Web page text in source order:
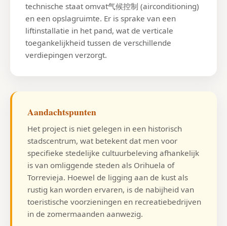
technische staat omvat气候控制 (airconditioning)
en een opslagruimte. Er is sprake van een
liftinstallatie in het pand, wat de verticale
toegankelijkheid tussen de verschillende
verdiepingen verzorgt.
Aandachtspunten
Het project is niet gelegen in een historisch
stadscentrum, wat betekent dat men voor
specifieke stedelijke cultuurbeleving afhankelijk
is van omliggende steden als Orihuela of
Torrevieja. Hoewel de ligging aan de kust als
rustig kan worden ervaren, is de nabijheid van
toeristische voorzieningen en recreatiebedrijven
in de zomermaanden aanwezig.